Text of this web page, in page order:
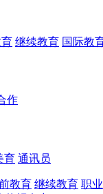
继续教育 国际教
作
育 通讯员
教育 继续教育 职